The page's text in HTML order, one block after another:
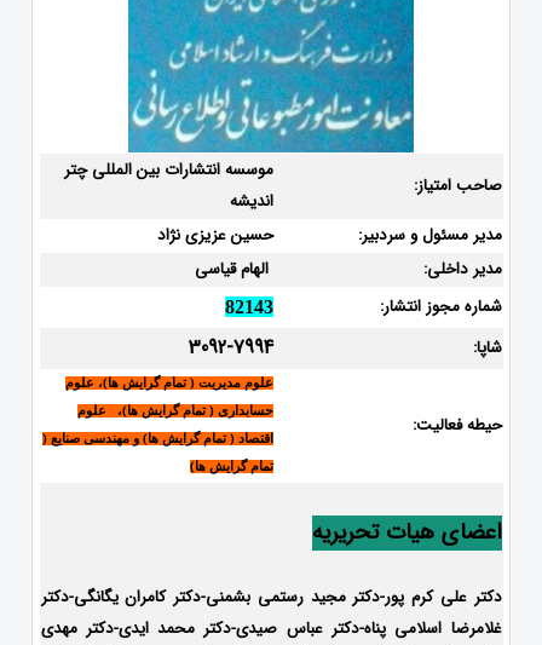
صاحب امتیاز:
موسسه انتشارات بین المللی چتر
اندیشه
مدیر مسئول و سردبیر:
حسین عزیزی نژاد
مدیر داخلی:
الهام قیاسی
شماره مجوز انتشار:
82143
شاپا: 3092-7994
حیطه فعالیت:
علوم مدیریت ( تمام گرایش ها)، علوم
حسابداری ( تمام گرایش ها)، علوم
اقتصاد ( تمام گرایش ها) و مهندسی صنایع (
تمام گرایش ها)
اعضای هیات تحریریه
دکتر علی کرم پور-دکتر مجید رستمی بشمنی-دکتر کامران یگانگی-دکتر
غلامرضا اسلامی پناه-دکتر عباس صیدی-دکتر محمد ایدی-دکتر مهدی